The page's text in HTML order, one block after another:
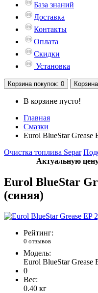
База знаний
Доставка
Контакты
Оплата
Скидки
Установка
Корзинапокупок: 0 Корзина
В корзине пусто!
Главная
Смазки
Eurol BlueStar Grease
Очистка топлива Separ
Актуальную
Eurol BlueStar
(синяя)
Рейтинг:
0 отзывов
Модель:
Eurol BlueStar Grease
0
Вес:
0.40 кг